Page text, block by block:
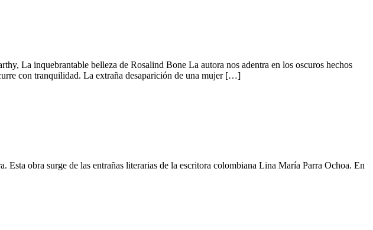
La inquebrantable belleza de Rosalind Bone La autora nos adentra en los oscuros hechos
con tranquilidad. La extraña desaparición de una mujer […]
obra surge de las entrañas literarias de la escritora colombiana Lina María Parra Ochoa. En